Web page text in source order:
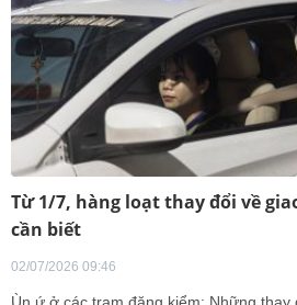
Từ 1/7, hàng loạt thay đổi về
cần biết
02/07/2026 09:46